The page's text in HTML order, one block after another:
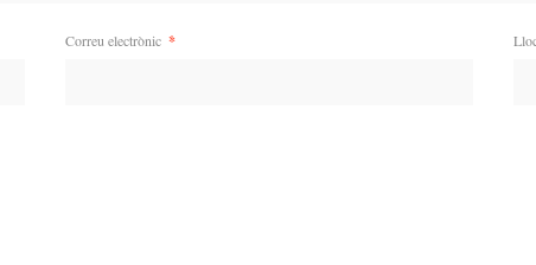
Correu electrònic *